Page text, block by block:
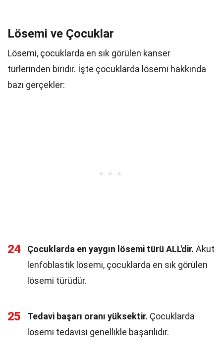
Lösemi ve Çocuklar
Lösemi, çocuklarda en sık görülen kanser
türlerinden biridir. İşte çocuklarda lösemi hakkında
bazı gerçekler:
24 Çocuklarda en yaygın lösemi türü ALL'dir. Akut
lenfoblastik lösemi, çocuklarda en sık görülen
lösemi türüdür.
25 Tedavi başarı oranı yüksektir. Çocuklarda
lösemi tedavisi genellikle başarılıdır.